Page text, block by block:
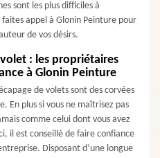
sont les plus difficiles à
appel à Glonin Peinture pour
de vos désirs.
: les propriétaires
à Glonin Peinture
de volets sont des corvées
En plus si vous ne maîtrisez pas
comme celui dont vous avez
il est conseillé de faire confiance
Disposant d’une longue